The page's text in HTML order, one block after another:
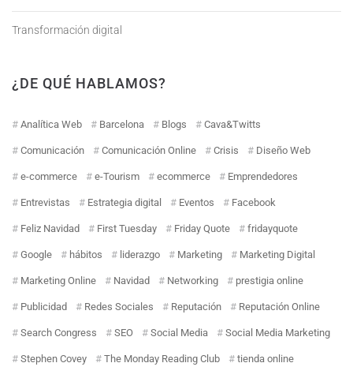
Transformación digital
¿DE QUÉ HABLAMOS?
Analítica Web Barcelona Blogs Cava&Twitts
Comunicación Comunicación Online Crisis Diseño Web
e-commerce e-Tourism ecommerce Emprendedores
Entrevistas Estrategia digital Eventos Facebook
Feliz Navidad First Tuesday Friday Quote fridayquote
Google hábitos liderazgo Marketing Marketing Digital
Marketing Online Navidad Networking prestigia online
Publicidad Redes Sociales Reputación Reputación Online
Search Congress SEO Social Media Social Media Marketing
Stephen Covey The Monday Reading Club tienda online